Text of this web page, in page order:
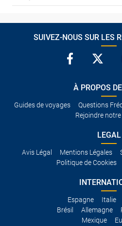
SUIVEZ-NOUS SUR LES
À PROPOS
Guides de voyages Questions
Rejoindre
LEGAL
Avis Légal Mentions Légales
Politique de Cookies
Espagne Italie
Brésil
Allemagne
Mexique